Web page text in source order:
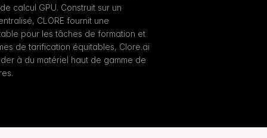
calcul GPU. Construit sur un
CLORE fournit une
pour les tâches de formation et
de tarification équitables, Clore.ai
à du matériel haut de gamme de